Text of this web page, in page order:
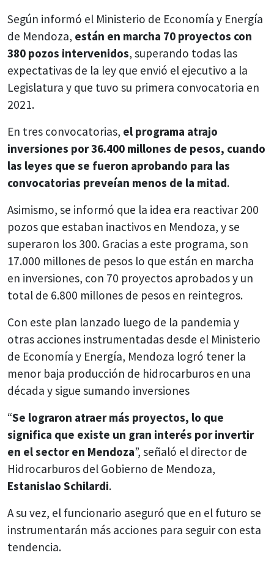
Según informó el Ministerio de Economía y Energía
de Mendoza, están en marcha 70 proyectos con
380 pozos intervenidos, superando todas las
expectativas de la ley que envió el ejecutivo a la
Legislatura y que tuvo su primera convocatoria en
2021.
En tres convocatorias, el programa atrajo
inversiones por 36.400 millones de pesos, cuando
las leyes que se fueron aprobando para las
convocatorias preveían menos de la mitad.
Asimismo, se informó que la idea era reactivar 200
pozos que estaban inactivos en Mendoza, y se
superaron los 300. Gracias a este programa, son
17.000 millones de pesos lo que están en marcha
en inversiones, con 70 proyectos aprobados y un
total de 6.800 millones de pesos en reintegros.
Con este plan lanzado luego de la pandemia y
otras acciones instrumentadas desde el Ministerio
de Economía y Energía, Mendoza logró tener la
menor baja producción de hidrocarburos en una
década y sigue sumando inversiones
“Se lograron atraer más proyectos, lo que
significa que existe un gran interés por invertir
en el sector en Mendoza”, señaló el director de
Hidrocarburos del Gobierno de Mendoza,
Estanislao Schilardi.
A su vez, el funcionario aseguró que en el futuro se
instrumentarán más acciones para seguir con esta
tendencia.